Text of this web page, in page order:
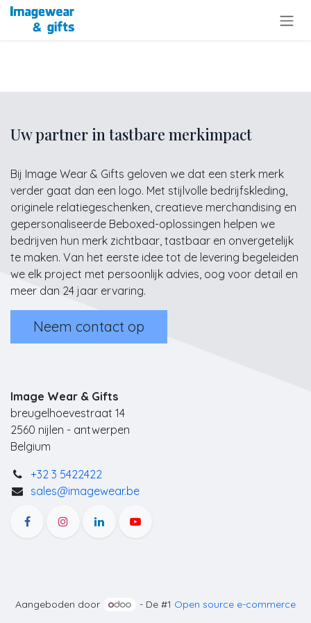
Overslaan naar inhoud
Uw partner in tastbare merkimpact
Bij Image Wear & Gifts geloven we dat een sterk merk
verder gaat dan een logo. Met stijlvolle bedrijfskleding,
originele relatiegeschenken, creatieve merchandising en
gepersonaliseerde Beboxed-oplossingen helpen we
bedrijven hun merk zichtbaar, tastbaar en onvergetelijk
te maken. Van het eerste idee tot de levering begeleiden
we elk project met persoonlijk advies, oog voor detail en
meer dan 24 jaar ervaring.
Neem contact op
Image Wear & Gifts
breugelhoevestraat 14
2560 nijlen - antwerpen
Belgium
+32 3 5422422
sales@imagewear.be
Aangeboden door - De #1 Open source e-commerce